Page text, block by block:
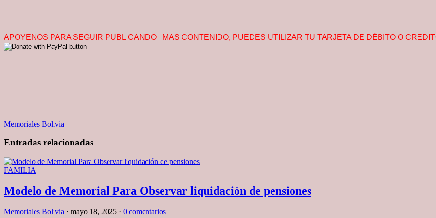
APOYENOS PARA SEGUIR PUBLICANDO MAS CONTENIDO, PUEDES UTILIZAR TU TARJETA DE DÉBITO O
Memoriales Bolivia
Entradas relacionadas
FAMILIA
Modelo de Memorial Para Observar liquidación de pensiones
Memoriales Bolivia · mayo 18, 2025 · 0 comentarios